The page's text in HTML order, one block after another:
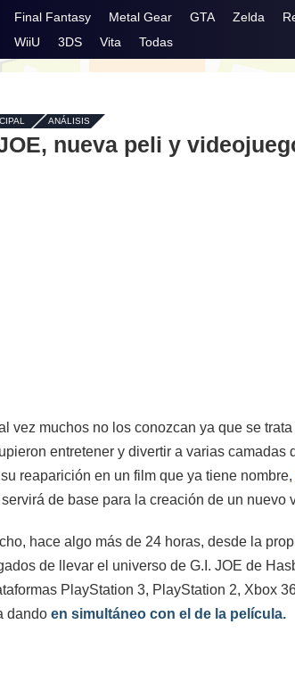
Final Fantasy Metal Gear GTA Zelda
WiiU
3DS Vita Todas
- ANÁLISIS
nueva peli y
vez muchos no los conozcan ya que se
entretener y divertir a varias
reaparición en un film que ya tiene nombre,
de base para la creación de un nuevo
hace algo más de 24 horas, desde la
de llevar el universo de G.I. JOE de
PlayStation 3, PlayStation 2, Xbox
dando en simultáneo con el de la película.